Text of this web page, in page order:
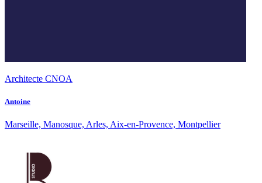
Architecte CNOA
Antoine
Marseille, Manosque, Arles, Aix-en-Provence, Montpellier